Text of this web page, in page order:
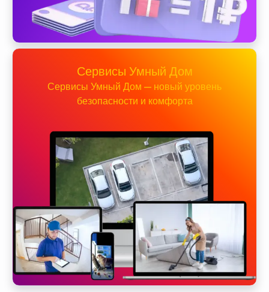
Сервисы Умный Дом
Сервисы Умный Дом — новый уровень
безопасности и комфорта